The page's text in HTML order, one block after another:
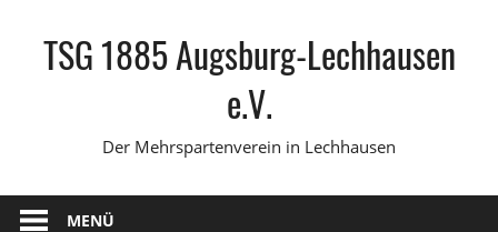
springenTSG 1885 Augsburg-Lechhausen
e.V.
Der Mehrspartenverein in Lechhausen
MENÜ